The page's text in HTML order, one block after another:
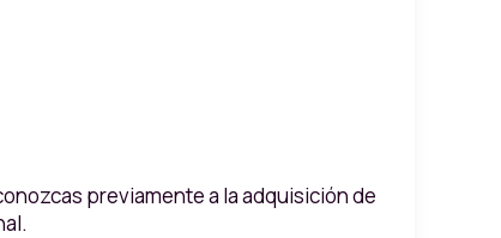
previamente a la adquisición de